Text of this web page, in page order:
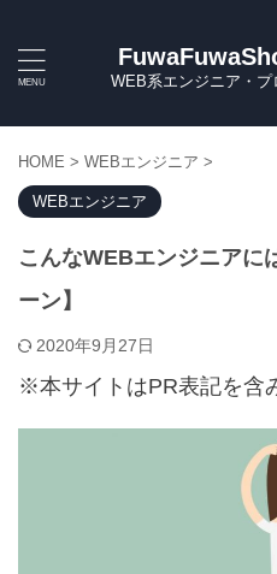
WEB系エンジニア・
HOME > WEBエンジニア >
WEBエンジニア
こんなWEBエンジニアに
ーン】
2020年9月27日
※本サイトはPR表記を含